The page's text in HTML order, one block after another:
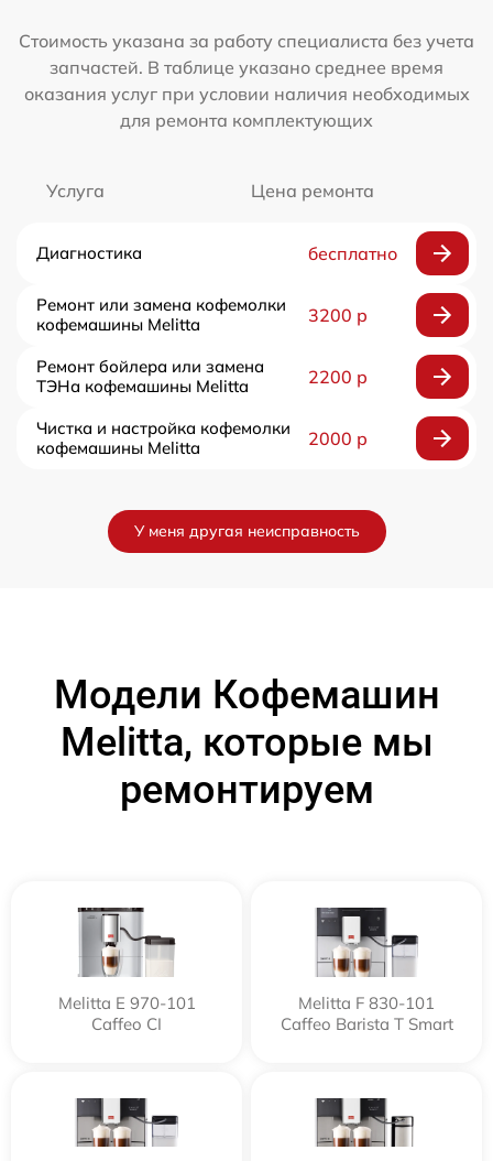
Стоимость указана за работу специалиста без учета
запчастей. В таблице указано среднее время
оказания услуг при условии наличия необходимых
для ремонта комплектующих
Услуга Цена ремонта
Диагностика бесплатно
Ремонт или замена кофемолки
кофемашины Melitta
3200 р
Ремонт бойлера или замена
ТЭНа кофемашины Melitta
2200 р
Чистка и настройка кофемолки
кофемашины Melitta
2000 р
У меня другая неисправность
Модели Кофемашин
Melitta, которые мы
ремонтируем
Melitta Е 970-101
Caffeo CI
Melitta F 830-101
Caffeo Barista T Smart